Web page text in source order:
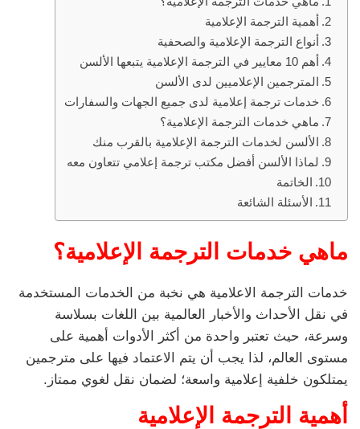
أهمية الترجمة الإعلامية
أنواع الترجمة الإعلامية والصحفية
أهم 10 معايير في الترجمة الإعلامية يتبعها الألسن
المترجمين الإعلاميين لدى الألسن
خدمات ترجمة إعلامية لدى جميع الجهات والسفارات
ماهي خدمات الترجمة الإعلامية؟
الألسن لخدمات الترجمة الإعلامية بالقرب منك
لماذا الألسن أفضل مكتب ترجمة إعلامي تتعاون معه
الخاتمة
الأسئلة الشائعة
ماهي خدمات الترجمة الإعلامية؟
خدمات الترجمة الاعلامية هي نخبة من الخدمات المستخدمة
في نقل الأحداث والأخبار العالمية بين اللغات بسلاسة
وسرعة، حيث تعتبر واحدة من أكثر الأدوات أهمية على
مستوى العالم، لذا يجب أن يتم الاعتماد فيها على مترجمين
يمتلكون خلفية إعلامية واسعة؛ لضمان نقل لغوي ممتاز.
أهمية الترجمة الإعلامية